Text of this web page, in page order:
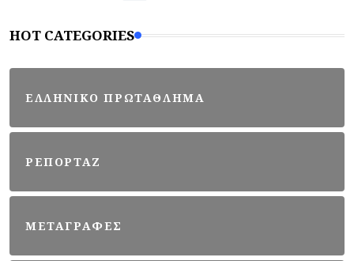
HOT CATEGORIES
ΕΛΛΗΝΙΚΟ ΠΡΩΤΑΘΛΗΜΑ
ΡΕΠΟΡΤΑΖ
ΜΕΤΑΓΡΑΦΕΣ